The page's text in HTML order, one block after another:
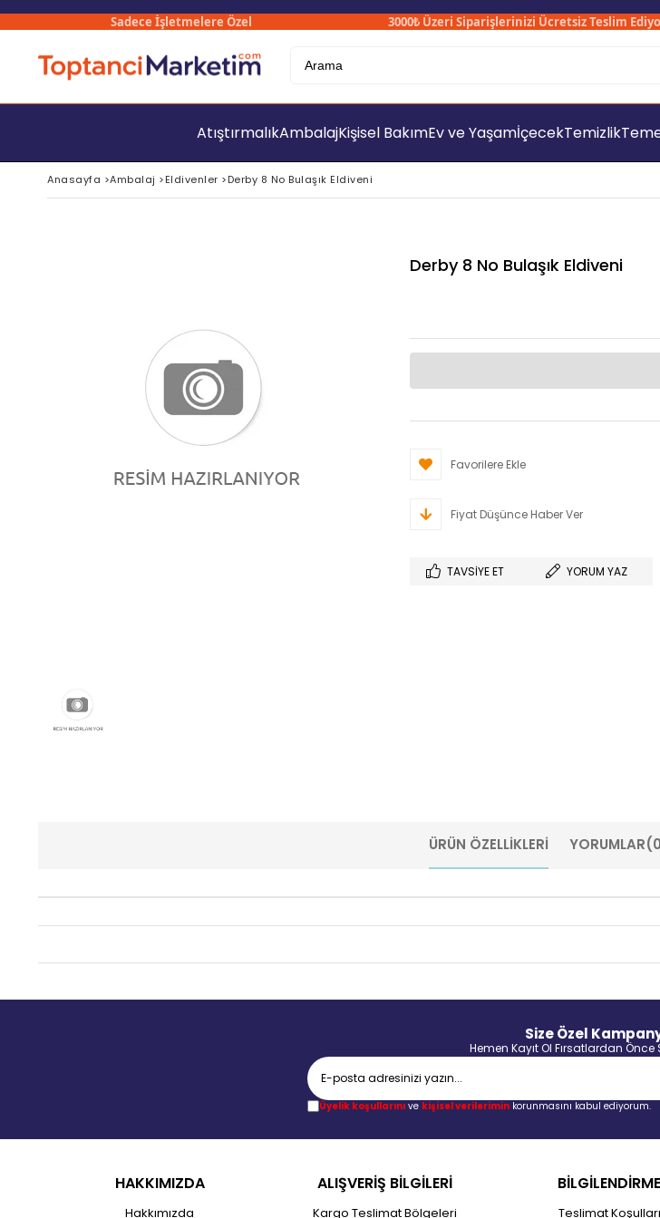
Sadece İşletmelere Özel 3000₺ Üzeri Siparişlerinizi Ücretsiz Teslim Ediyoruz
AtıştırmalıkAmbalajKişisel BakımEv ve YaşamİçecekTemizlik
Anasayfa >Ambalaj >Eldivenler >Derby 8 No Bulaşık Eldiveni
Derby 8 No Bulaşık Eldiveni
Favorilere Ekle
Fiyat Düşünce Haber Ver
TAVSIYE ET YORUM YAZ
ÜRÜN ÖZELLIKLERI YORUMLAR
Size Özel
Hemen Kayıt Ol Fırsatlardan Önce
Üyelik koşullarınıve kişisel verileriminkorunmasını kabul ediyorum.
HAKKIMIZDA
Hakkımızda
ALIŞVERİŞ BİLGİLERİ
Kargo Teslimat Bölgeleri
BİLGİLENDİRME
Teslimat Koşulları